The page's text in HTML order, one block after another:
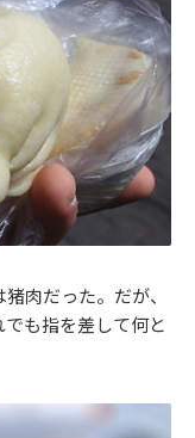
肉だった。だが、
も指を差して何と